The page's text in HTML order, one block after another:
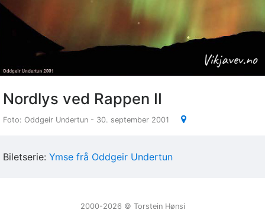
Nordlys ved Rappen II
Foto: Oddgeir Undertun - 30. september 2001
Biletserie: Ymse frå Oddgeir Undertun
2000-2026 ©️ Torstein Hønsi